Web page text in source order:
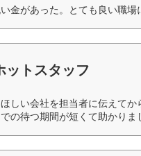
金があった。とても良い職場
ットスタッフ
しい会社を担当者に伝えて
の待つ期間が短くて助かりま